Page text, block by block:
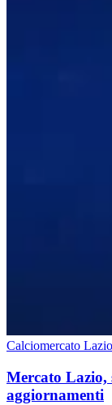
Calciomercato Lazio
Mercato
aggiornamenti